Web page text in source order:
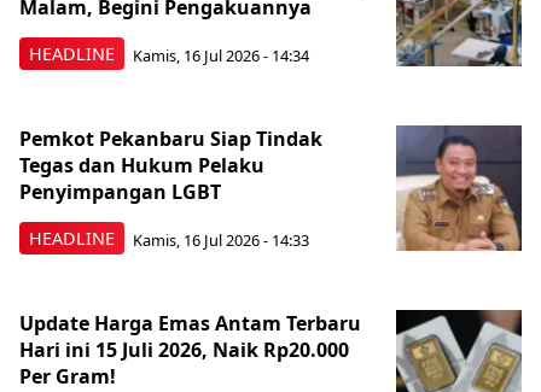
HEADLINE
Malam, Begini Pengakuannya
Kamis, 16 Jul 2026 - 14:34
HEADLINE
Pemkot Pekanbaru Siap Tindak
Tegas dan Hukum Pelaku
Penyimpangan LGBT
Kamis, 16 Jul 2026 - 14:33
Update Harga Emas Antam Terbaru
Hari ini 15 Juli 2026, Naik Rp20.000
Per Gram!